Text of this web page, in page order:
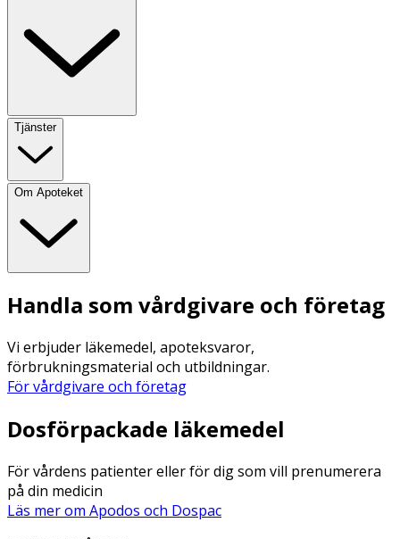
Tjänster
Om Apoteket
Handla som vårdgivare och företag
Vi erbjuder läkemedel, apoteksvaror,
förbrukningsmaterial och utbildningar.
För vårdgivare och företag
Dosförpackade läkemedel
För vårdens patienter eller för dig som vill prenumerera
på din medicin
Läs mer om Apodos och Dospac